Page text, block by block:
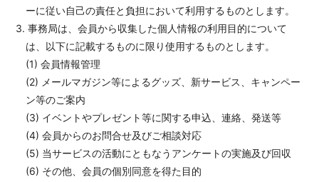
ーに従い自己の責任と負担において利用するものとします。
3. 事務局は、会員から収集した個人情報の利用目的について
は、以下に記載するものに限り使用するものとします。
(1) 会員情報管理
(2) メールマガジン等によるグッズ、新サービス、キャンペー
ン等のご案内
(3) イベントやプレゼント等に関する申込、連絡、発送等
(4) 会員からのお問合せ及びご相談対応
(5) 当サービスの活動にともなうアンケートの実施及び回収
(6) その他、会員の個別同意を得た目的